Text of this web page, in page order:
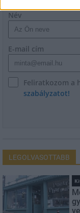
Név
E-mail cím
Feliratkozom a
szabályzatot!
LEGOLVASOTTABB